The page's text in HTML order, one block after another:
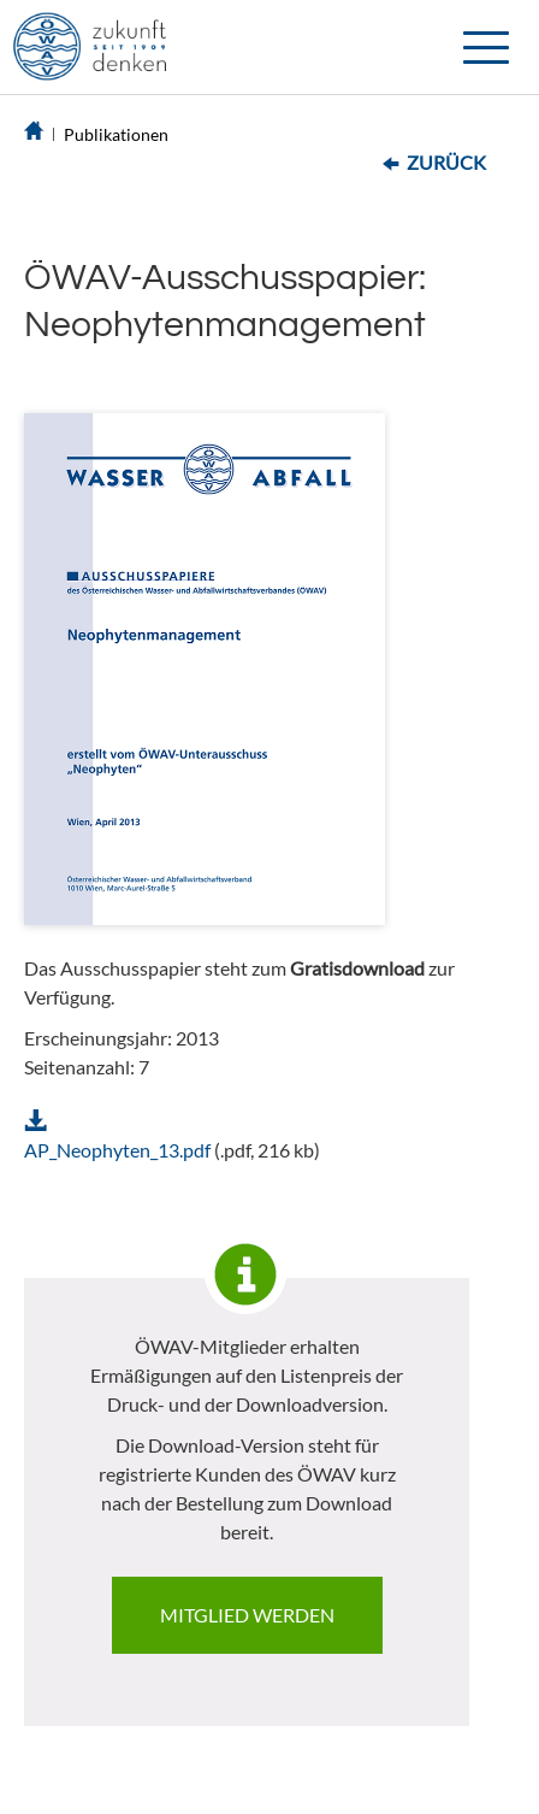
Toggle
Publikationen
ZURÜCK
ÖWAV-Ausschusspapier:
Neophytenmanagement
Das Ausschusspapier steht zumGratisdownloadzur
Verfügung.
Erscheinungsjahr: 2013
Seitenanzahl: 7
AP_Neophyten_13.pdf(.pdf, 216 kb)
ÖWAV-Mitglieder erhalten
Ermäßigungen auf den Listenpreis der
Druck- und der Downloadversion.
Die Download-Version steht für
registrierte Kunden des ÖWAV kurz
nach der Bestellung zum Download
bereit.
MITGLIED WERDEN